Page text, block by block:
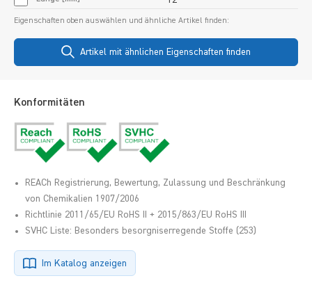
Eigenschaften oben auswählen und ähnliche Artikel finden:
Artikel mit ähnlichen Eigenschaften finden
Konformitäten
REACh Registrierung, Bewertung, Zulassung und Beschränkung
von Chemikalien 1907/2006
Richtlinie 2011/65/EU RoHS II + 2015/863/EU RoHS III
SVHC Liste: Besonders besorgniserregende Stoffe (253)
Im Katalog anzeigen